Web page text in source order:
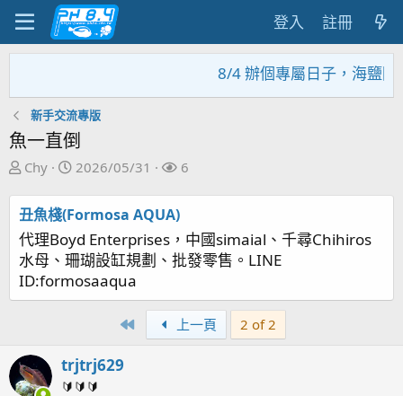
登入 註冊
8/4 辦個專屬日子，海鹽回
新手交流專版
魚一直倒
主
發
起
人
Chy
開
期
2026/05/31
關
6
丑魚棧(Formosa AQUA)
代理Boyd Enterprises，中國simaial、千尋Chihiros
水母、珊瑚設缸規劃、批發零售。LINE
ID:formosaaqua
First 上一頁 2 of 2
trjtrj629
🔰🔰🔰